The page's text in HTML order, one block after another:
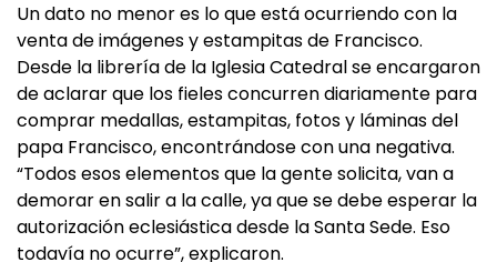
Un dato no menor es lo que está ocurriendo con la
venta de imágenes y estampitas de Francisco.
Desde la librería de la Iglesia Catedral se encargaron
de aclarar que los fieles concurren diariamente para
comprar medallas, estampitas, fotos y láminas del
papa Francisco, encontrándose con una negativa.
“Todos esos elementos que la gente solicita, van a
demorar en salir a la calle, ya que se debe esperar la
autorización eclesiástica desde la Santa Sede. Eso
todavía no ocurre”, explicaron.